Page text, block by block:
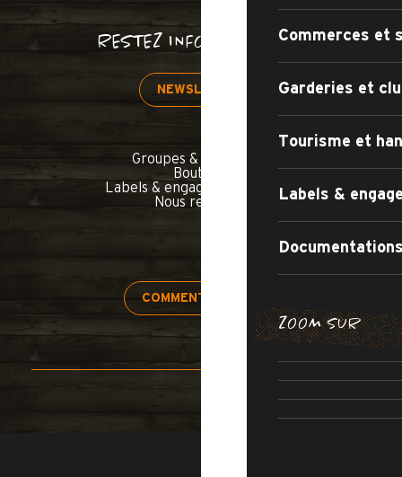
Commerces et
Garderies et
Tourisme et
Labels &
ZOOM SUR
SÉJOURS
RESTEZ INFORMÉS !
NEWSLETTER
Groupes & séminaires
Boutique
Labels & engagements qualité
Nous rejoindre
COMMENT VENIR ?